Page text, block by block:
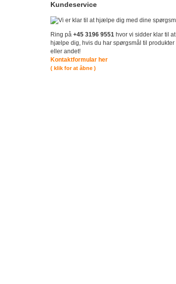
Kundeservice
Ring på +45 3196 9551 hvor vi sidder klar til at
hjælpe dig, hvis du har spørgsmål til produkter
eller andet!
Kontaktformular her
( klik for at åbne )